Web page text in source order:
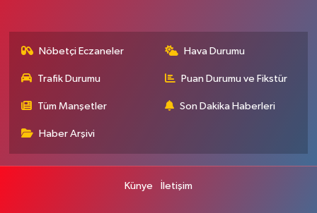
Nöbetçi Eczaneler Hava Durumu
Trafik Durumu Puan Durumu ve Fikstür
Tüm Manşetler Son Dakika Haberleri
Haber Arşivi
Künye İletişim